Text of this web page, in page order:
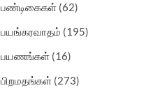
பண்டிகைகள் (62)
பயங்கரவாதம் (195)
பயணங்கள் (16)
பிறமதங்கள் (273)